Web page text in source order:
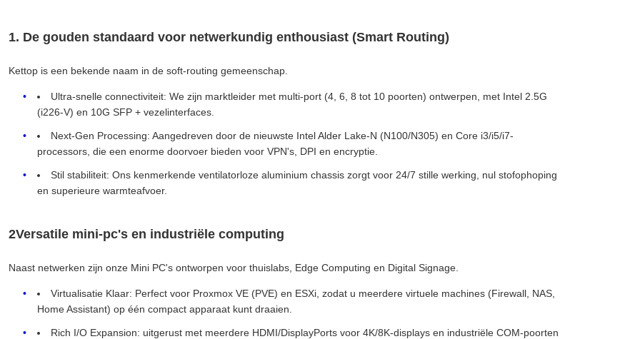
1. De gouden standaard voor netwerkundig enthousiast (Smart Routing)
Kettop is een bekende naam in de soft-routing gemeenschap.
Ultra-snelle connectiviteit: We zijn marktleider met multi-port (4, 6, 8 tot 10 poorten) ontwerpen, met Intel 2.5G
(i226-V) en 10G SFP + vezelinterfaces.
Next-Gen Processing: Aangedreven door de nieuwste Intel Alder Lake-N (N100/N305) en Core i3/i5/i7-
processors, die een enorme doorvoer bieden voor VPN's, DPI en encryptie.
Stil stabiliteit: Ons kenmerkende ventilatorloze aluminium chassis zorgt voor 24/7 stille werking, nul stofophoping
en superieure warmteafvoer.
2Versatile mini-pc's en industriële computing
Naast netwerken zijn onze Mini PC's ontworpen voor thuislabs, Edge Computing en Digital Signage.
Virtualisatie Klaar: Perfect voor Proxmox VE (PVE) en ESXi, zodat u meerdere virtuele machines (Firewall, NAS,
Home Assistant) op één compact apparaat kunt draaien.
Rich I/O Expansion: uitgerust met meerdere HDMI/DisplayPorts voor 4K/8K-displays en industriële COM-poorten